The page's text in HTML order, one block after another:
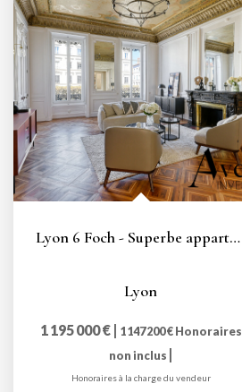
Lyon 6 Foch - Superbe appartement bourgeois T6 de 156m2
Lyon
1 195 000 € | 1 147 200 € Honoraires
non inclus |
Honoraires à la charge du vendeur